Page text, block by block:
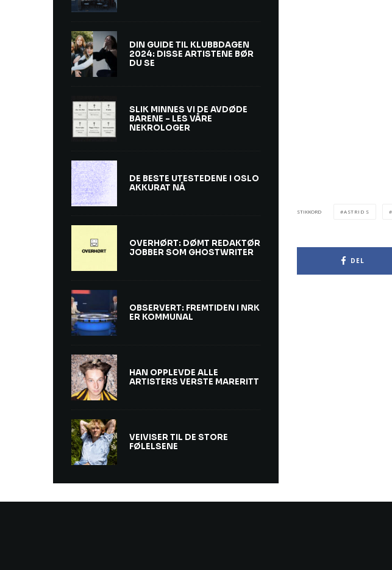
STIKKORD ASTRID S
DEL
DIN GUIDE TIL KLUBBDAGEN
2024: DISSE ARTISTENE BØR
DU SE
SLIK MINNES VI DE AVDØDE
BARENE – LES VÅRE
NEKROLOGER
DE BESTE UTESTEDENE I OSLO
AKKURAT NÅ
OVERHØRT: DØMT REDAKTØR
JOBBER SOM GHOSTWRITER
OBSERVERT: FREMTIDEN I NRK
ER KOMMUNAL
HAN OPPLEVDE ALLE
ARTISTERS VERSTE MARERITT
VEIVISER TIL DE STORE
FØLELSENE